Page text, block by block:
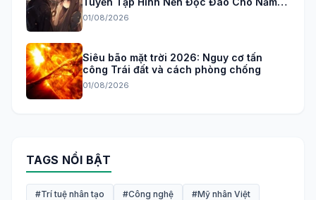
2026
01/08/2026
Siêu bão mặt trời 2026: Nguy cơ tấn
công Trái đất và cách phòng chống
01/08/2026
TAGS NỔI BẬT
#Trí tuệ nhân tạo #Công nghệ
#Mỹ nhân Việt